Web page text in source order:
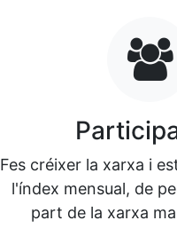
Fes créixer la xarxa i
l'índex mensual, de
part de la xarxa